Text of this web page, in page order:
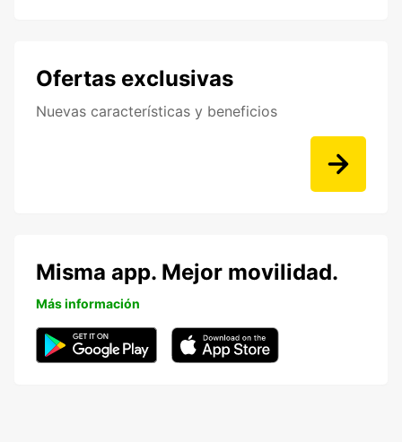
Ofertas exclusivas
Nuevas características y beneficios
Misma app. Mejor movilidad.
Más información